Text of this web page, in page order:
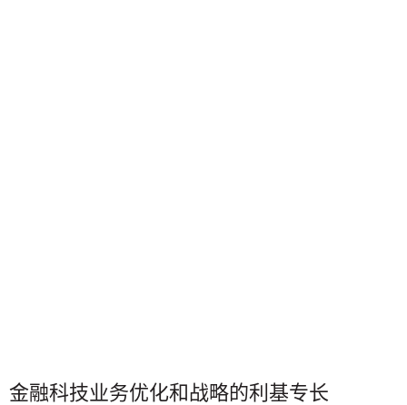
金融科技业务优化和战略的利基专长